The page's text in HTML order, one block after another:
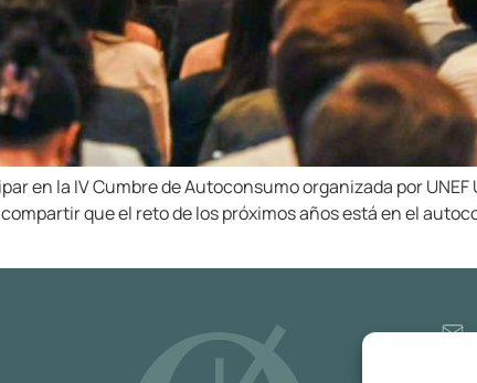
en la IV Cumbre de Autoconsumo organizada por
que el reto de los próximos años está en el